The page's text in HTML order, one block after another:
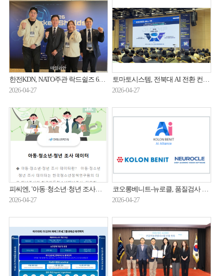
한전KDN, NATO주관 락드쉴즈 6년 연속 참가…에너지ICT 보안 '철벽 방어' 입증
2026-04-27
토마토시스템, 전북대 AI 전환 컨퍼런스서 'JUMP' 시연…대학 행정 DX 혁신 사례 공개
2026-04-27
피씨엔, '아동·청소년·청년 조사데이터 개방체계' 구축…데이터 개방사업 일환
2026-04-27
코오롱베니트-뉴로클, 품질검사 AI 솔루션 출시
2026-04-27